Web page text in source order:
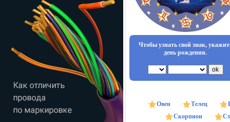
Чтобы узнать свой знак,
день рождения.
Овен Телец
Скорпион